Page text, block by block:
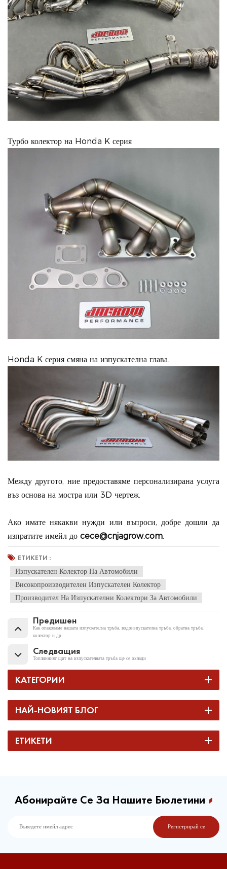
Турбо колектор на Honda K серия
Honda K серия смяна на изпускателна глава.
Между другото, ние предоставяме персонализирана услуга
въз основа на мостра или 3D чертеж.
Ако имате някакви нужди или въпроси, добре дошли да
изпратите имейл до cece@cnjagrow.com
ЕТИКЕТИ :
Изпускателен Колектор На Автомобили
Високопроизводителен Изпускателен Колектор
Производител На Изпускателни Колектори За Автомобили
Предишен
Как опаковаме нашата изпускателна тръба, водоизпускателна тръба, обратна тръба,
колектор и др
Следващия
Топлинният щит на изпускателната тръба ще се охлади
КАТЕГОРИИ
НАЙ-НОВИЯТ БЛОГ
ЕТИКЕТИ
Абонирайте Се За Нашите Бюлетини